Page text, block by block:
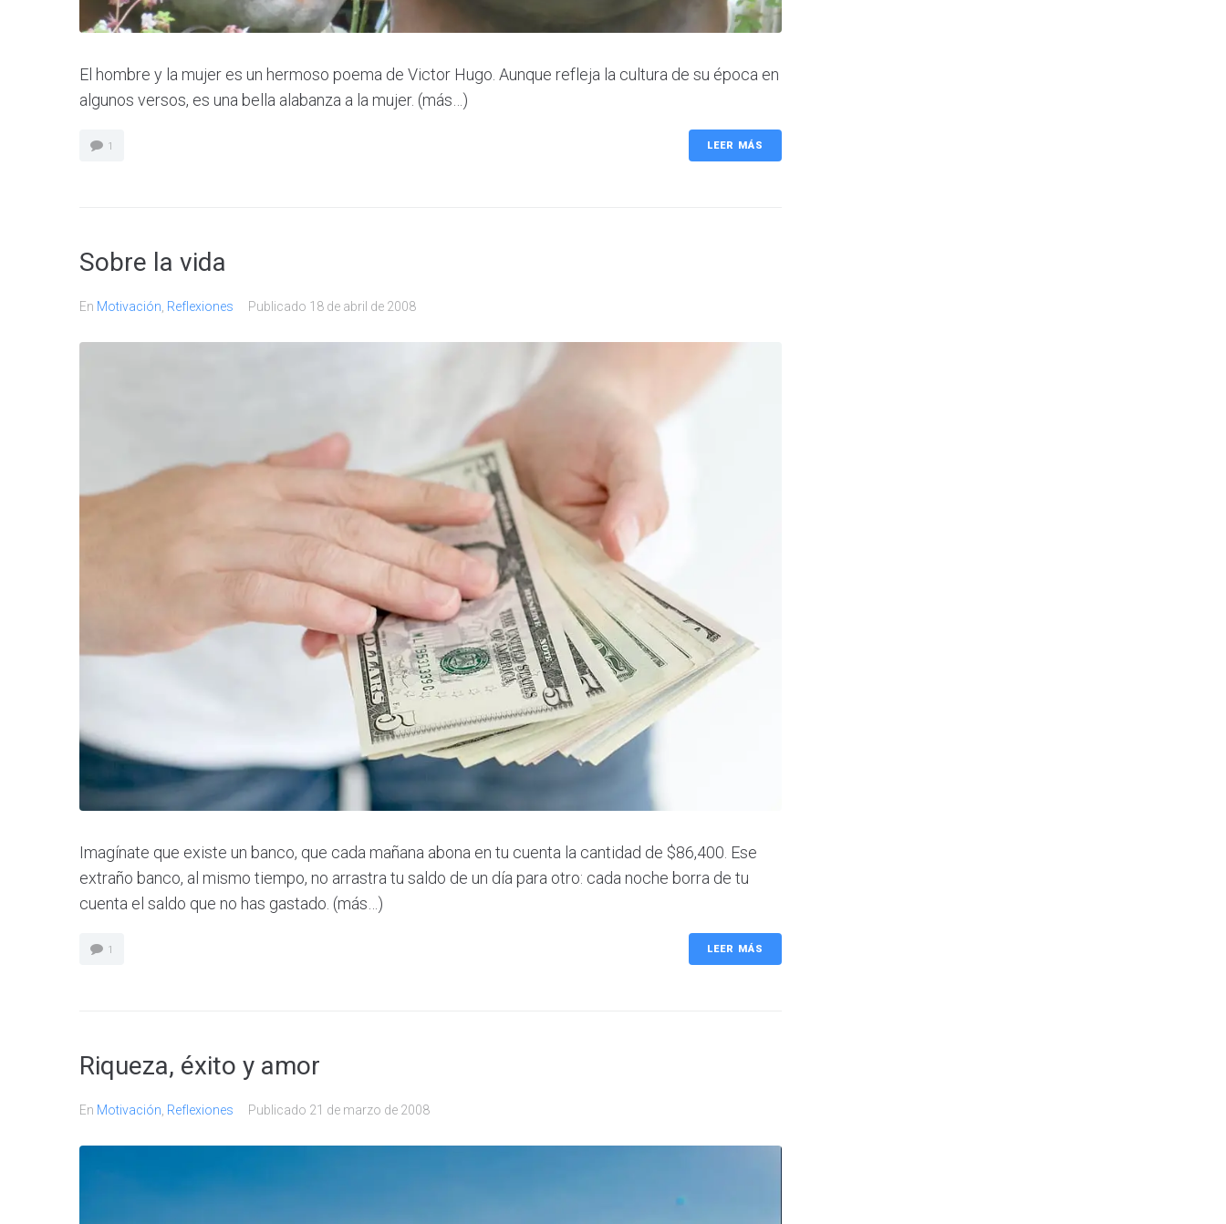
El hombre y la mujer es un hermoso poema de Victor Hugo. Aunque refleja la cultura de su época en
algunos versos, es una bella alabanza a la mujer. (más…)
1 LEER MÁS
Sobre la vida
En Motivación Reflexiones Publicado 18 de abril de 2008
Imagínate que existe un banco, que cada mañana abona en tu cuenta la cantidad de $86,400. Ese
extraño banco, al mismo tiempo, no arrastra tu saldo de un día para otro: cada noche borra de tu
cuenta el saldo que no has gastado. (más…)
1 LEER MÁS
Riqueza, éxito y amor
En Motivación Reflexiones Publicado 21 de marzo de 2008